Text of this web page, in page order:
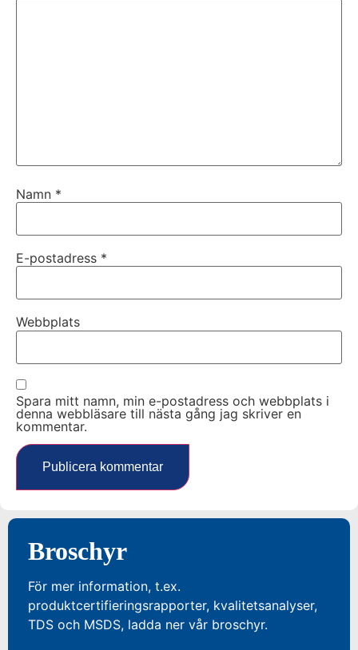
Namn *
E-postadress *
Webbplats
Spara mitt namn, min e-postadress och webbplats i
denna webbläsare till nästa gång jag skriver en
kommentar.
Broschyr
För mer information, t.ex.
produktcertifieringsrapporter, kvalitetsanalyser,
TDS och MSDS, ladda ner vår broschyr.